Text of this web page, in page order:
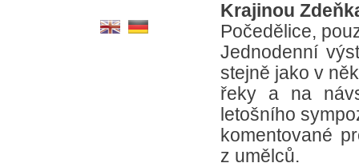
Krajinou
Počedělice,
Jednodenní
stejně jako v
řeky a na
letošního
komentované
z umělců.